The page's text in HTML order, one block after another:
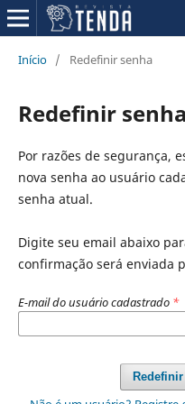
Início / Redefinir senha
Redefinir senha
Por razões de segurança,
nova senha ao usuário
senha atual.
Digite seu email abaixo
confirmação será enviada
E-mail do usuário cadastrado *